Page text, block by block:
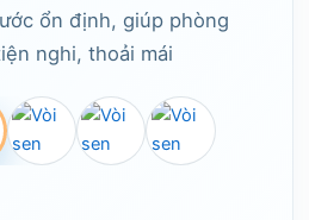
ổn định, giúp phòng
nghi, thoải mái